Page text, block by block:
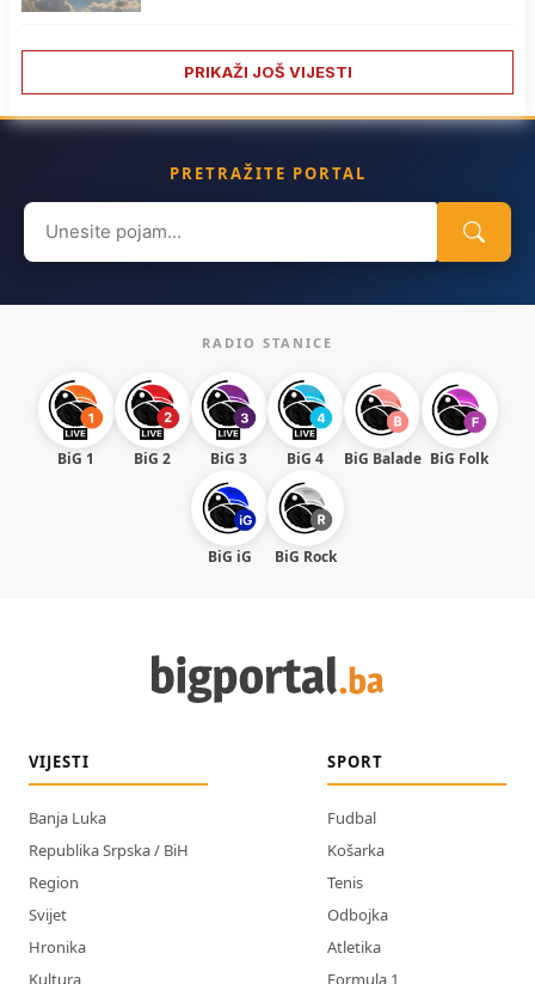
PRIKAŽI JOŠ VIJESTI
PRETRAŽITE PORTAL
Search
for:
RADIO STANICE
BiG 1 BiG 2 BiG 3 BiG 4 BiG Balade BiG Folk
BiG iG BiG Rock
VIJESTI
Banja Luka
Republika Srpska / BiH
Region
Svijet
Hronika
Kultura
SPORT
Fudbal
Košarka
Tenis
Odbojka
Atletika
Formula 1